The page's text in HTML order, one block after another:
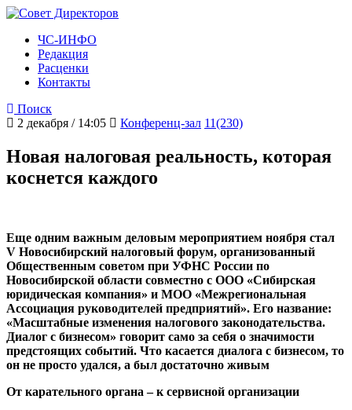
ЧС-ИНФО
Редакция
Расценки
Контакты
Поиск
2 декабря / 14:05
Конференц-зал 11(230)
Новая налоговая реальность, которая
коснется каждого
Еще одним важным деловым мероприятием ноября стал
V Новосибирский налоговый форум, организованный
Общественным советом при УФНС России по
Новосибирской области совместно с ООО «Сибирская
юридическая компания» и МОО «Межрегиональная
Ассоциация руководителей предприятий». Его название:
«Масштабные изменения налогового законодательства.
Диалог с бизнесом» говорит само за себя о значимости
предстоящих событий. Что касается диалога с бизнесом, то
он не просто удался, а был достаточно живым
От карательного органа – к сервисной организации